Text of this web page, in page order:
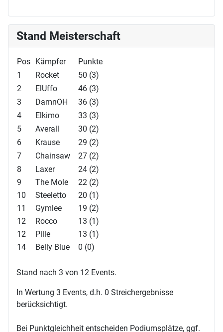
Stand Meisterschaft
Pos Kämpfer
Punkte
1
Rocket
50 (3)
2
ElUffo
46 (3)
3
DamnOH
36 (3)
4
Elkimo
33 (3)
5
Averall
30 (2)
6
Krause
29 (2)
7
Chainsaw
27 (2)
8
Laxer
24 (2)
9
The Mole
22 (2)
10
Steeletto
20 (1)
11
Gymlee
19 (2)
12
Rocco
13 (1)
12
Pille
13 (1)
14
Belly Blue 0 (0)
Stand nach 3 von 12 Events.
In Wertung 3 Events, d.h. 0 Streichergebnisse
berücksichtigt.
Bei Punktgleichheit entscheiden Podiumsplätze, ggf.